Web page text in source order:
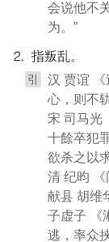
会说他不
为。”
⒉ 指叛乱。
引
汉 贾谊 《
心，则不
宋 司马光
十餘卒犯
欲杀之以
清 纪昀 《
献县 胡维
子虚子 《
逃，率众